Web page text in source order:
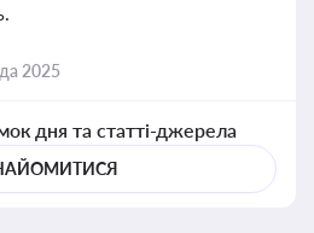
2025
дня та статті-джерела